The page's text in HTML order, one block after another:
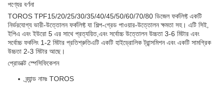
পণ্যের বর্ণনা
TOROS TPF15/20/25/30/35/40/45/50/60/70/80 ডিজেল ফর্কলিফ্ট একটি
নির্ভরযোগ্য ভারী-উত্তোলন ফর্কলিফ্ট যা শিল্প-গ্রেড পাওয়ার-উত্তোলন ক্ষমতা সহ। এটি সিই,
ইপিএ এবং ইউরো 5 এর সাথে প্রত্যয়িত,এবং সর্বোচ্চ উত্তোলন উচ্চতা 3-6 মিটার এবং
সর্বোচ্চ ফর্কলিং 1-2 মিটার প্রতিশ্রুতিএটি একটি হাইড্রোলিক ট্রান্সমিশন এবং একটি সামগ্রিক
উচ্চতা 2-3 মিটার আছে।
প্রোডাক্ট স্পেসিফিকেশন
ব্র্যান্ড নামঃ TOROS